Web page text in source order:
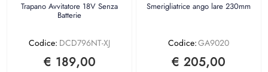
Trapano Avvitatore 18V Senza
Batterie
Codice: DCD796NT-XJ
€ 189,00
Smerigliatrice ango lare 230mm
Codice:GA9020
€ 205,00